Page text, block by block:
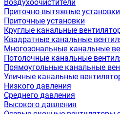
Воздухоочистители
Приточно-вытяжные установки
Приточные установки
Круглые канальные
Квадратные канальные
Многозональные канальные
Потолочные канальные
Прямоугольные канальные
Уличные канальные
Низкого давления
Среднего давления
Высокого давления